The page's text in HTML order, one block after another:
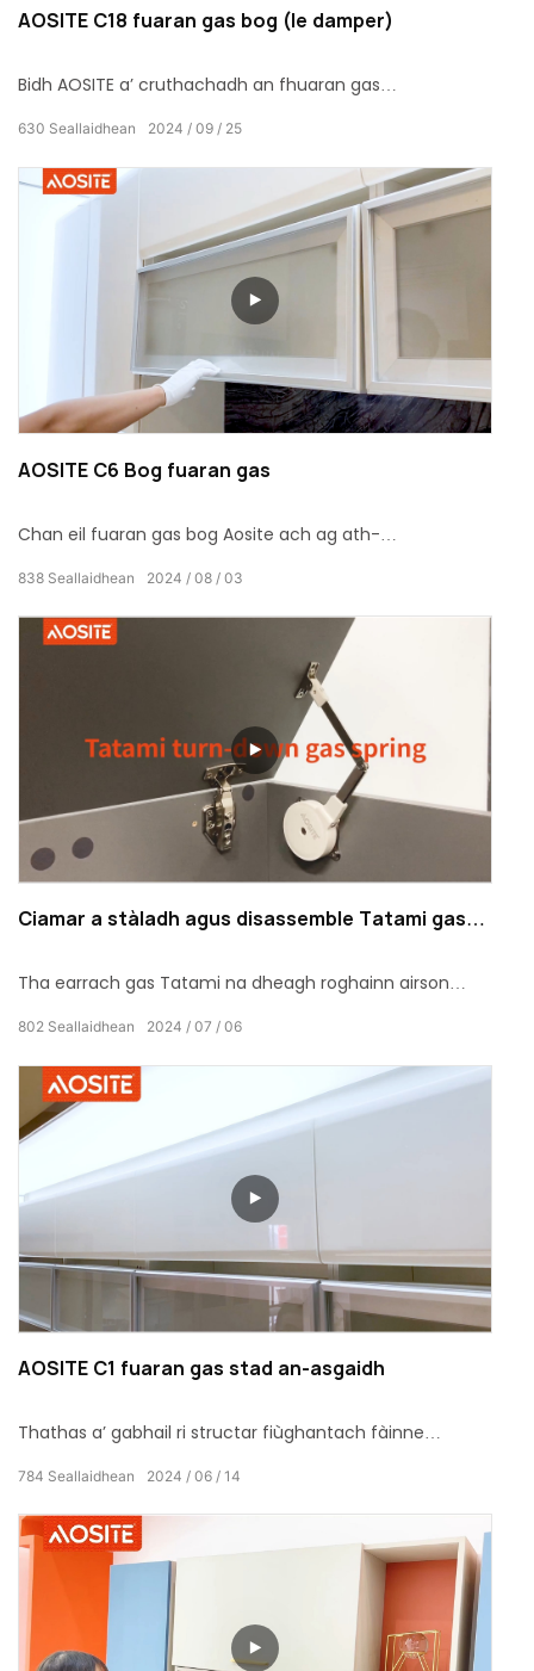
AOSITE C18 fuaran gas bog (le damper)
Bidh AOSITE a’ cruthachadh an fhuaran gas
agad.
2024 09 25
630 Seallaidhean
AOSITE C6 Bog fuaran gas
Chan eil fuaran gas bog Aosite ach ag ath-
an àite fuirich le càileachd sàr-mhath agus dealbhadh
2024 08 03
838 Seallaidhean
Ciamar a stàladh agus disassemble Tatami gas
Tha earrach gas Tatami na dheagh roghainn airson
bufair.
2024 07 06
802 Seallaidhean
AOSITE C1 fuaran gas stad an-asgaidh
Thathas a’ gabhail ri structar fiùghantach fàinne
2024 06 14
784 Seallaidhean